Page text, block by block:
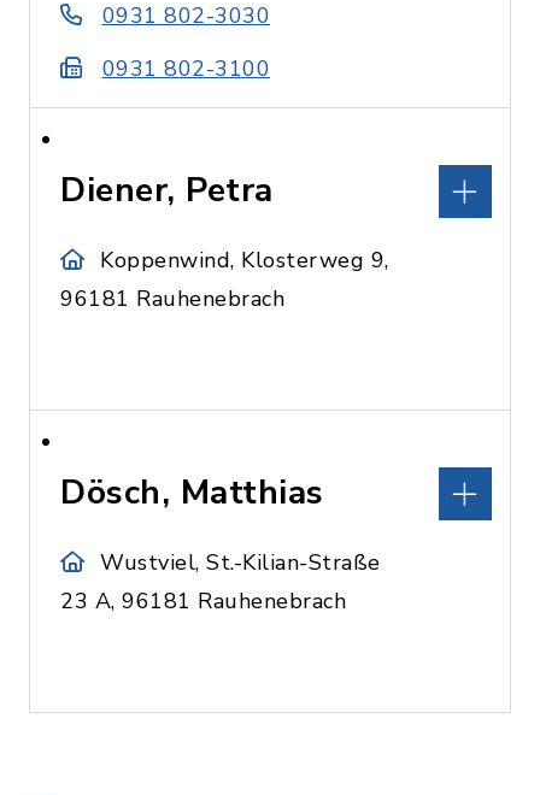
0931 802-3030
0931 802-3100
Diener, Petra
Koppenwind, Klosterweg 9,
96181 Rauhenebrach
Dösch, Matthias
Wustviel, St.-Kilian-Straße
23 A, 96181 Rauhenebrach